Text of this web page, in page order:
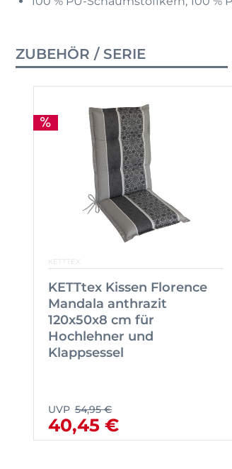
ZUBEHÖR / SERIE
KETTTEX
KETTtex Kissen Florence
Mandala anthrazit
120x50x8 cm für
Hochlehner und
Klappsessel
UVP 54,95 €
40,45 €